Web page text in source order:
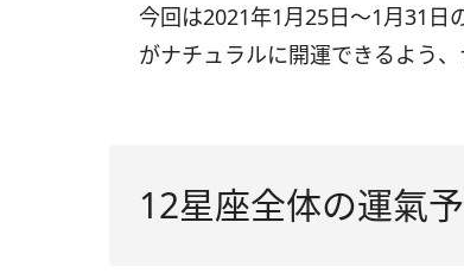
今回は2021年1月25日〜1月31 日
がナチュラルに開運できるよう
12星座全体の運氣